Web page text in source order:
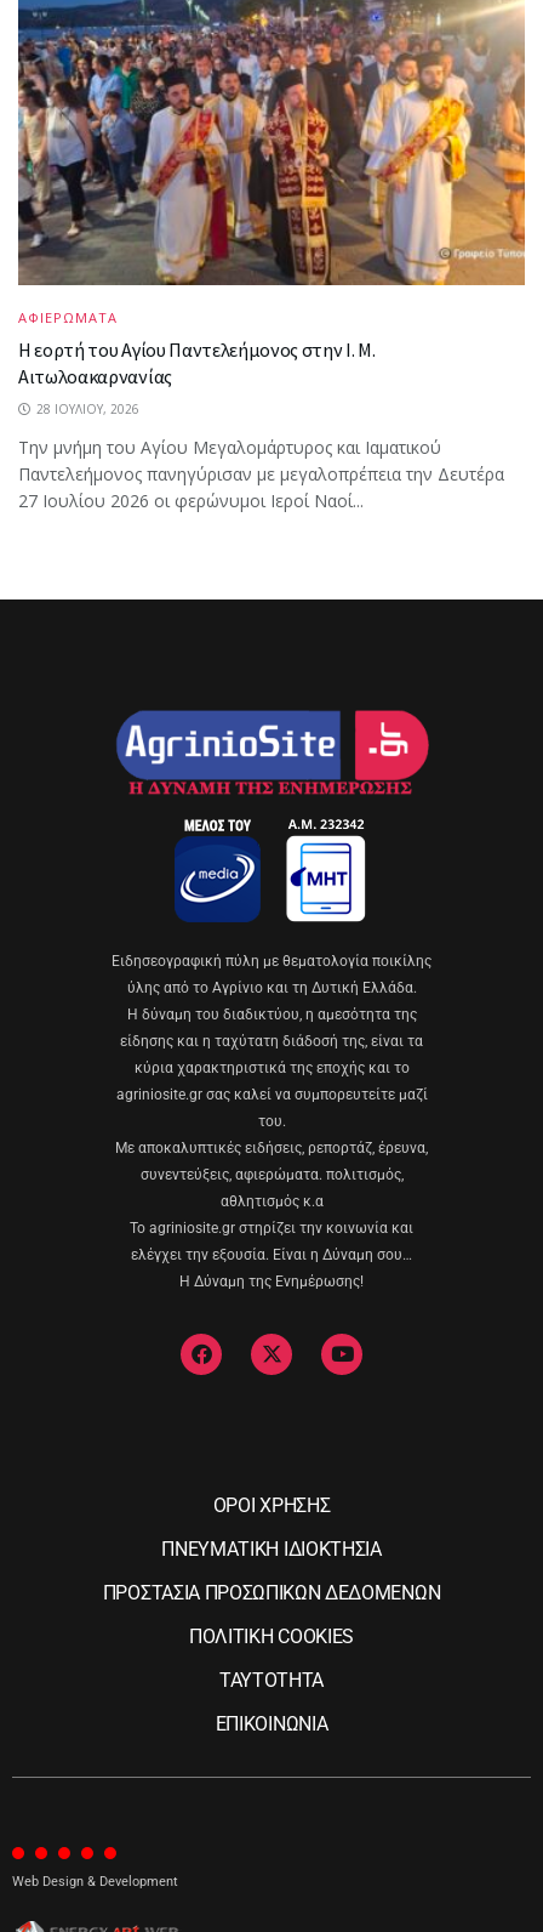
ΑΦΙΕΡΩΜΑΤΑ
Η εορτή του Αγίου Παντελεήμονος στην Ι. Μ.
Αιτωλοακαρνανίας
28 ΙΟΥΛΊΟΥ, 2026
Την μνήμη του Αγίου Μεγαλομάρτυρος και Ιαματικού
Παντελεήμονος πανηγύρισαν με μεγαλοπρέπεια την Δευτέρα
27 Ιουλίου 2026 οι φερώνυμοι Ιεροί Ναοί...
Eιδησεογραφική πύλη με θεματολογία ποικίλης
ύλης από το Αγρίνιο και τη Δυτική Ελλάδα.
Η δύναμη του διαδικτύου, η αμεσότητα της
είδησης και η ταχύτατη διάδοσή της, είναι τα
κύρια χαρακτηριστικά της εποχής και το
agriniosite.gr σας καλεί να συμπορευτείτε μαζί
του.
Με αποκαλυπτικές ειδήσεις, ρεπορτάζ, έρευνα,
συνεντεύξεις, αφιερώματα. πολιτισμός,
αθλητισμός κ.α
Το agriniosite.gr στηρίζει την κοινωνία και
ελέγχει την εξουσία. Είναι η Δύναμη σου…
Η Δύναμη της Ενημέρωσης!
ΟΡΟΙ ΧΡΗΣΗΣ
ΠΝΕΥΜΑΤΙΚΗ ΙΔΙΟΚΤΗΣΙΑ
ΠΡΟΣΤΑΣΙΑ ΠΡΟΣΩΠΙΚΩΝ ΔΕΔΟΜΕΝΩΝ
ΠΟΛΙΤΙΚΗ COOKIES
ΤΑΥΤΟΤΗΤΑ
ΕΠΙΚΟΙΝΩΝΙΑ
Web Design & Development